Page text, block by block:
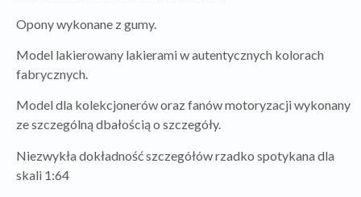
Opony wykonane z gumy.
Model lakierowany lakierami w autentycznych kolorach
fabrycznych.
Model dla kolekcjonerów oraz fanów motoryzacji wykonany
ze szczególną dbałością o szczegóły.
Niezwykła dokładność szczegółów rzadko spotykana dla
skali 1:64